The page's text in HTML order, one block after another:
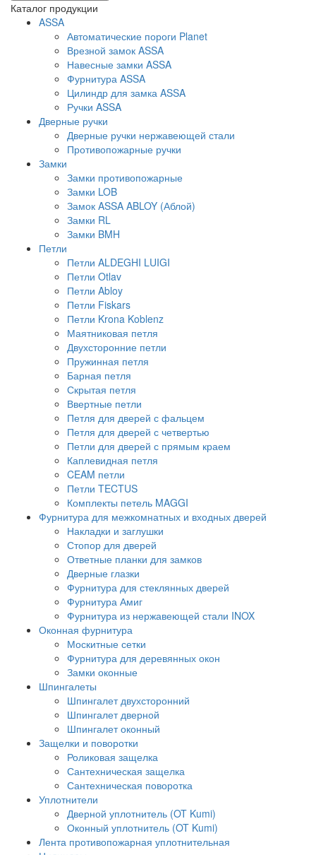
Каталог продукции
ASSA
Автоматические пороги Planet
Врезной замок ASSA
Навесные замки ASSA
Фурнитура ASSA
Цилиндр для замка ASSA
Ручки ASSA
Дверные ручки
Дверные ручки нержавеющей стали
Противопожарные ручки
Замки
Замки противопожарные
Замки LOB
Замок ASSA ABLOY (Аблой)
Замки RL
Замки BMH
Петли
Петли ALDEGHI LUIGI
Петли Otlav
Петли Abloy
Петли Fiskars
Петли Krona Koblenz
Маятниковая петля
Двухсторонние петли
Пружинная петля
Барная петля
Скрытая петля
Ввертные петли
Петля для дверей с фальцем
Петля для дверей с четвертью
Петли для дверей с прямым краем
Каплевидная петля
CEAM петли
Петли TECTUS
Комплекты петель MAGGI
Фурнитура для межкомнатных и входных дверей
Накладки и заглушки
Стопор для дверей
Ответные планки для замков
Дверные глазки
Фурнитура для стеклянных дверей
Фурнитура Амиг
Фурнитура из нержавеющей стали INOX
Оконная фурнитура
Москитные сетки
Фурнитура для деревянных окон
Замки оконные
Шпингалеты
Шпингалет двухсторонний
Шпингалет дверной
Шпингалет оконный
Защелки и поворотки
Роликовая защелка
Сантехническая защелка
Сантехническая поворотка
Уплотнители
Дверной уплотнитель (OT Kumi)
Оконный уплотнитель (OT Kumi)
Лента противопожарная уплотнительная